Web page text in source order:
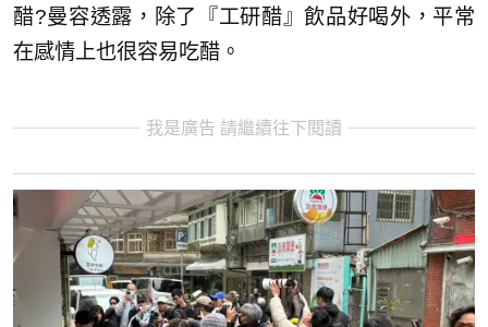
醋?曼容透露，除了『工研醋』飲品好喝外，平常
在感情上也很容易吃醋。
我是廣告 請繼續往下閱讀